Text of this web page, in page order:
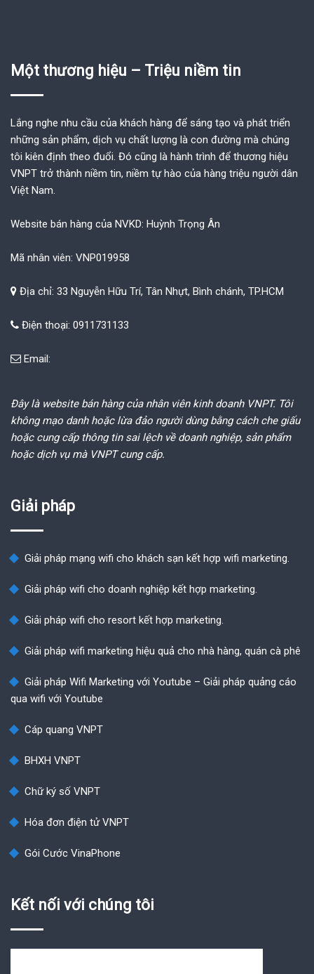
Một thương hiệu – Triệu niềm tin
Lắng nghe nhu cầu của khách hàng để sáng tạo và phát triển
những sản phẩm, dịch vụ chất lượng là con đường mà chúng
tôi kiên định theo đuổi. Đó cũng là hành trình để thương hiệu
VNPT trở thành niềm tin, niềm tự hào của hàng triệu người dân
Việt Nam.
Website bán hàng của NVKD: Huỳnh Trọng Ân
Mã nhân viên: VNP019958
Địa chỉ: 33 Nguyễn Hữu Trí, Tân Nhựt, Bình chánh, TP.HCM
Điện thoại: 0911731133
Email:
Đây là website bán hàng của nhân viên kinh doanh VNPT. Tôi
không mạo danh hoặc lừa đảo người dùng bằng cách che giấu
hoặc cung cấp thông tin sai lệch về doanh nghiệp, sản phẩm
hoặc dịch vụ mà VNPT cung cấp.
Giải pháp
Giải pháp mạng wifi cho khách sạn kết hợp wifi marketing.
Giải pháp wifi cho doanh nghiệp kết hợp marketing.
Giải pháp wifi cho resort kết hợp marketing.
Giải pháp wifi marketing hiệu quả cho nhà hàng, quán cà phê
Giải pháp Wifi Marketing với Youtube – Giải pháp quảng cáo
qua wifi với Youtube
Cáp quang VNPT
BHXH VNPT
Chữ ký số VNPT
Hóa đơn điện tử VNPT
Gói Cước VinaPhone
Kết nối với chúng tôi